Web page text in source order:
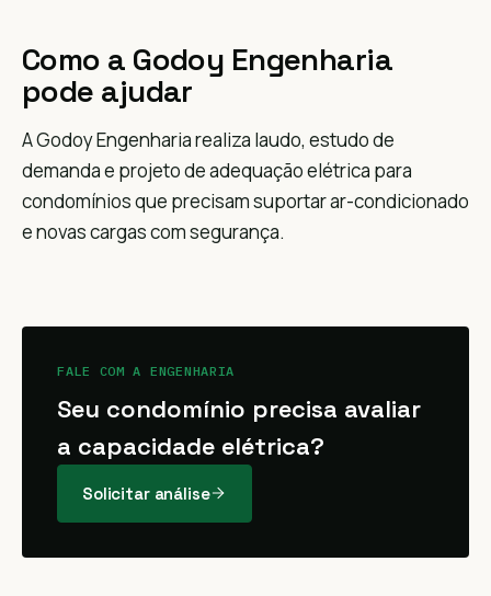
Como a Godoy Engenharia
pode ajudar
A Godoy Engenharia realiza laudo, estudo de
demanda e projeto de adequação elétrica para
condomínios que precisam suportar ar-condicionado
e novas cargas com segurança.
FALE COM A ENGENHARIA
Seu condomínio precisa avaliar
a capacidade elétrica?
Solicitar análise